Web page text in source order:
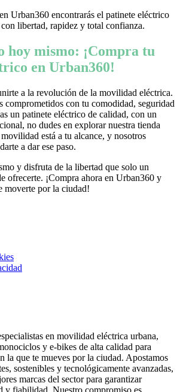
Urban360 encontrarás el patinete eléctrico
libertad, rapidez y total confianza.
hoy mismo: ¡Compra tu
en Urban360!
a la revolución de la movilidad eléctrica.
comprometidos con tu comodidad, seguridad
un patinete eléctrico de calidad, con un
no dudes en explorar nuestra tienda
está a tu alcance, y nosotros
a dar ese paso.
y disfruta de la libertad que solo un
ofrecerte. ¡Compra ahora en Urban360 y
moverte por la ciudad!
en movilidad eléctrica urbana,
y e-bikes de alta calidad para
la que te mueves por la ciudad. Apostamos
sostenibles y tecnológicamente avanzadas,
marcas del sector para garantizar